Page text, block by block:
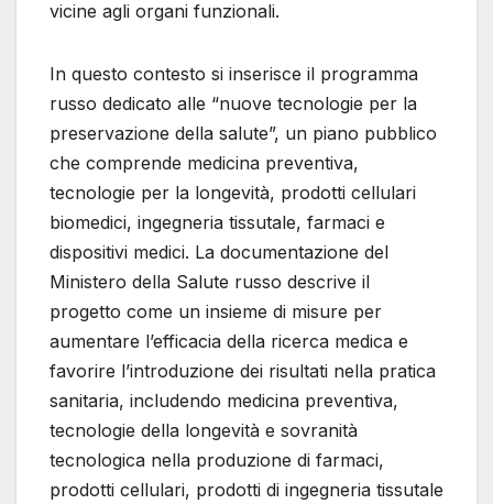
vicine agli organi funzionali.
In questo contesto si inserisce il programma
russo dedicato alle “nuove tecnologie per la
preservazione della salute”, un piano pubblico
che comprende medicina preventiva,
tecnologie per la longevità, prodotti cellulari
biomedici, ingegneria tissutale, farmaci e
dispositivi medici. La documentazione del
Ministero della Salute russo descrive il
progetto come un insieme di misure per
aumentare l’efficacia della ricerca medica e
favorire l’introduzione dei risultati nella pratica
sanitaria, includendo medicina preventiva,
tecnologie della longevità e sovranità
tecnologica nella produzione di farmaci,
prodotti cellulari, prodotti di ingegneria tissutale